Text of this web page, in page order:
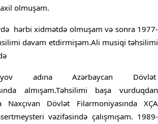
olmuşam.
hərbi xidmətdə olmuşam və sonra 1977-
davam etdirmişəm.Ali musiqi təhsilimi
adına Azərbaycan Dövlət
almışam.Təhsilimi başa vurduqdan
Naxçıvan Dövlət Filarmoniyasında XÇA
vəzifəsində çalışmışam. 1989-